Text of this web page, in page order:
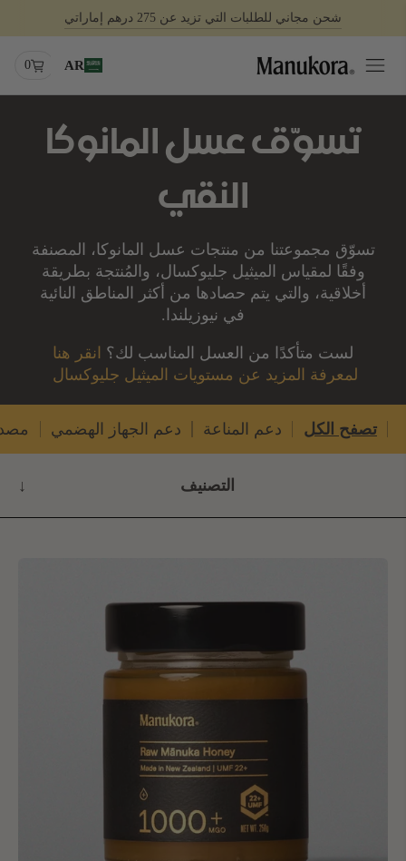
شحن مجاني للطلبات التي تزيد عن 275 درهم إماراتي
AR
0
تسوّق عسل المانوكا
النقي
تسوّق مجموعتنا من منتجات عسل المانوكا، المصنفة
وفقًا لمقياس الميثيل جليوكسال، والمُنتجة بطريقة
أخلاقية، والتي يتم حصادها من أكثر المناطق النائية
في نيوزيلندا.
لست متأكدًا من العسل المناسب لك؟ انقر هنا
لمعرفة المزيد عن مستويات الميثيل جليوكسال
تصفح الكل دعم المناعة دعم الجهاز الهضمي
التصنيف ↓